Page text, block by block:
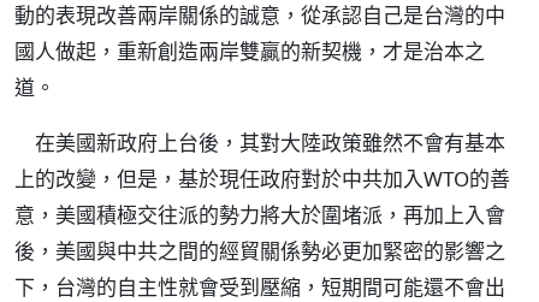
動的表現改善兩岸關係的誠意，從承認自己是台灣的中
國人做起，重新創造兩岸雙贏的新契機，才是治本之
道。
在美國新政府上台後，其對大陸政策雖然不會有基本
上的改變，但是，基於現任政府對於中共加入WTO的善
意，美國積極交往派的勢力將大於圍堵派，再加上入會
後，美國與中共之間的經貿關係勢必更加緊密的影響之
下，台灣的自主性就會受到壓縮，短期間可能還不會出